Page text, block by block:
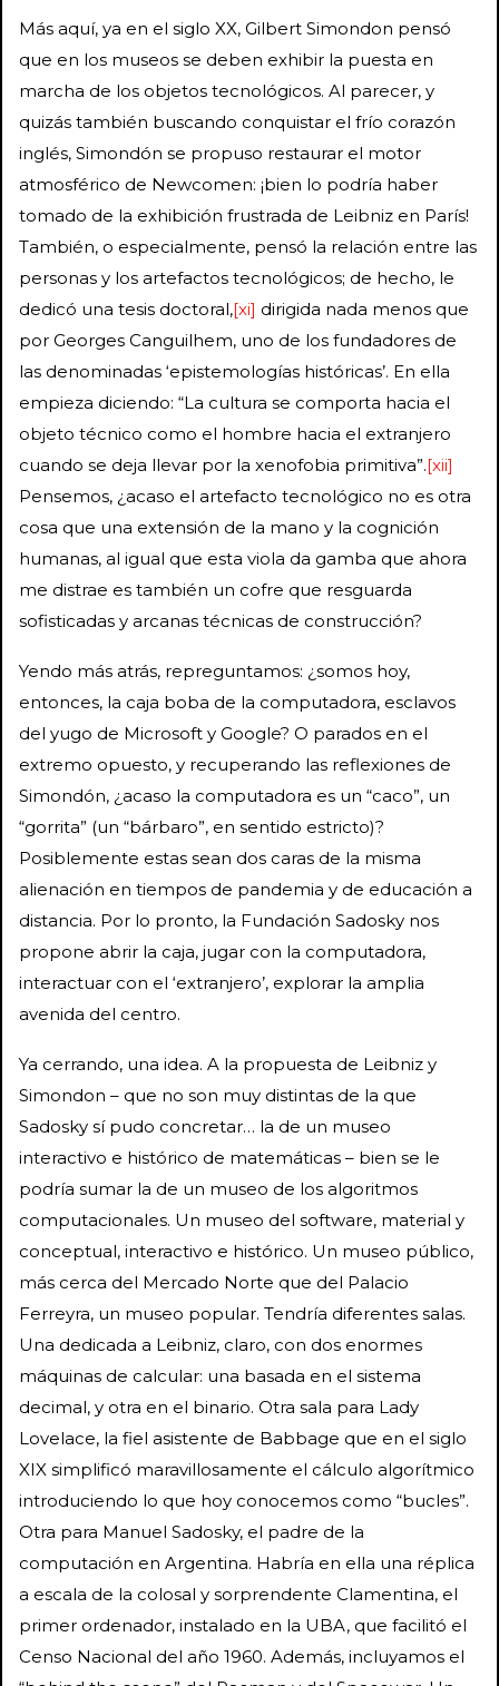
Más aquí, ya en el siglo XX, Gilbert Simondon pensó
que en los museos se deben exhibir la puesta en
marcha de los objetos tecnológicos. Al parecer, y
quizás también buscando conquistar el frío corazón
inglés, Simondón se propuso restaurar el motor
atmosférico de Newcomen: ¡bien lo podría haber
tomado de la exhibición frustrada de Leibniz en París!
También, o especialmente, pensó la relación entre las
personas y los artefactos tecnológicos; de hecho, le
dedicó una tesis doctoral,[xi] dirigida nada menos que
por Georges Canguilhem, uno de los fundadores de
las denominadas ‘epistemologías históricas’. En ella
empieza diciendo: “La cultura se comporta hacia el
objeto técnico como el hombre hacia el extranjero
cuando se deja llevar por la xenofobia primitiva”.[xii]
Pensemos, ¿acaso el artefacto tecnológico no es otra
cosa que una extensión de la mano y la cognición
humanas, al igual que esta viola da gamba que ahora
me distrae es también un cofre que resguarda
sofisticadas y arcanas técnicas de construcción?
Yendo más atrás, repreguntamos: ¿somos hoy,
entonces, la caja boba de la computadora, esclavos
del yugo de Microsoft y Google? O parados en el
extremo opuesto, y recuperando las reflexiones de
Simondón, ¿acaso la computadora es un “caco”, un
“gorrita” (un “bárbaro”, en sentido estricto)?
Posiblemente estas sean dos caras de la misma
alienación en tiempos de pandemia y de educación a
distancia. Por lo pronto, la Fundación Sadosky nos
propone abrir la caja, jugar con la computadora,
interactuar con el ‘extranjero’, explorar la amplia
avenida del centro.
Ya cerrando, una idea. A la propuesta de Leibniz y
Simondon – que no son muy distintas de la que
Sadosky sí pudo concretar… la de un museo
interactivo e histórico de matemáticas – bien se le
podría sumar la de un museo de los algoritmos
computacionales. Un museo del software, material y
conceptual, interactivo e histórico. Un museo público,
más cerca del Mercado Norte que del Palacio
Ferreyra, un museo popular. Tendría diferentes salas.
Una dedicada a Leibniz, claro, con dos enormes
máquinas de calcular: una basada en el sistema
decimal, y otra en el binario. Otra sala para Lady
Lovelace, la fiel asistente de Babbage que en el siglo
XIX simplificó maravillosamente el cálculo algorítmico
introduciendo lo que hoy conocemos como “bucles”.
Otra para Manuel Sadosky, el padre de la
computación en Argentina. Habría en ella una réplica
a escala de la colosal y sorprendente Clamentina, el
primer ordenador, instalado en la UBA, que facilitó el
Censo Nacional del año 1960. Además, incluyamos el